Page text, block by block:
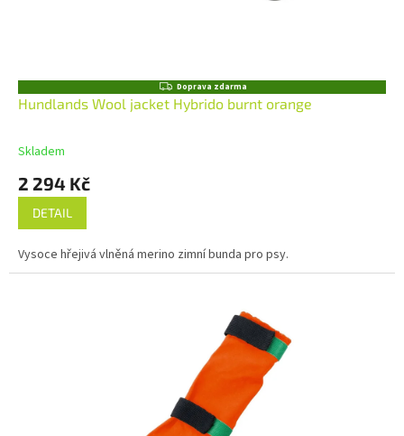
Z
D
A
Doprava zdarma
Hundlands Wool jacket Hybrido burnt orange
Skladem
2 294 Kč
DETAIL
Vysoce hřejivá vlněná merino zimní bunda pro psy.